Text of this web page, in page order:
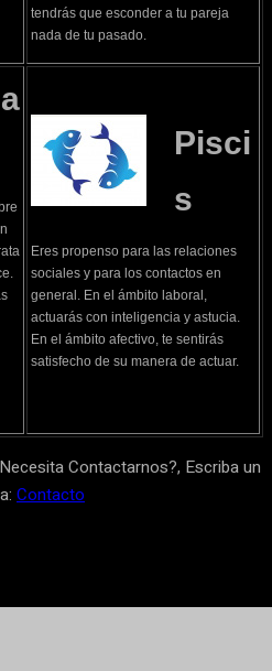
tendrás que esconder a tu pareja
nada de tu pasado.
Pisci
s
Eres propenso para las relaciones
sociales y para los contactos en
general. En el ámbito laboral,
actuarás con inteligencia y astucia.
En el ámbito afectivo, te sentirás
satisfecho de su manera de actuar.
Contactarnos?, Escriba un
Contacto